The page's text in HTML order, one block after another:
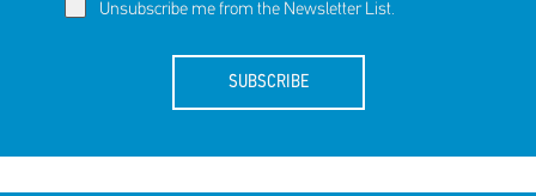
Unsubscribe me from the Newsletter List.
SUBSCRIBE